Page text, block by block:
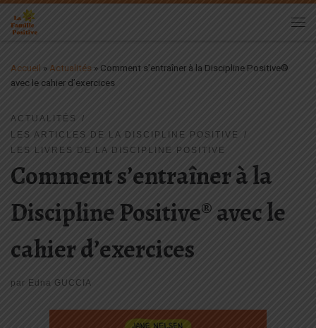
Passer au contenu
Accueil » Actualités » Comment s’entraîner à la Discipline Positive®
avec le cahier d’exercices
ACTUALITÉS
LES ARTICLES DE LA DISCIPLINE POSITIVE
LES LIVRES DE LA DISCIPLINE POSITIVE
Comment s’entraîner à la
Discipline Positive® avec le
cahier d’exercices
par Edna GUCCIA